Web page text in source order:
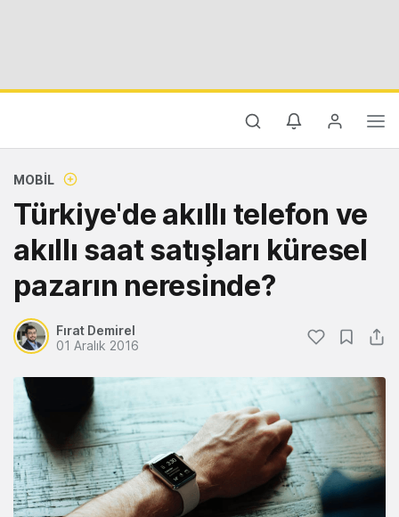
MOBIL
Türkiye'de akıllı telefon ve
akıllı saat satışları küresel
pazarın neresinde?
Fırat Demirel
01 Aralık 2016